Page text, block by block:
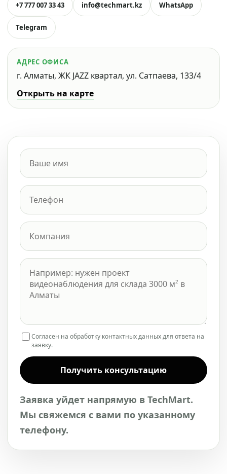
+7 777 007 33 43 info@techmart.kz WhatsApp
Telegram
АДРЕС ОФИСА
г. Алматы, ЖК JAZZ квартал, ул. Сатпаева, 133/4
Открыть на карте
Согласен на обработку контактных данных для ответа на
заявку.
Получить консультацию
Заявка уйдет напрямую в TechMart.
Мы свяжемся с вами по указанному
телефону.